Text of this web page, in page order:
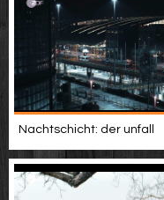
Nachtschicht: der unfall